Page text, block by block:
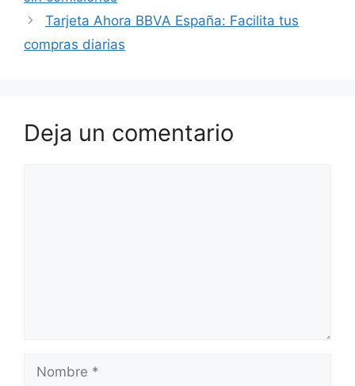
Tarjeta Ahora BBVA España: Facilita tus
compras diarias
Deja un comentario